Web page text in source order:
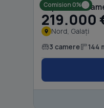
Comision 0%
Duplex cu 3
219.000
Nord, Galați
3 camere 144